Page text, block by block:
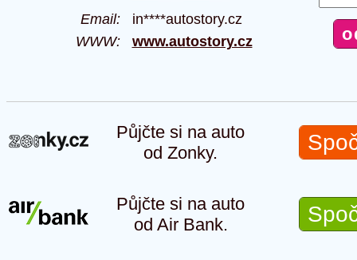
Email: in****autostory.cz
WWW: www.autostory.cz
Půjčte si na auto
od Zonky.
Půjčte si na auto
od Air Bank.